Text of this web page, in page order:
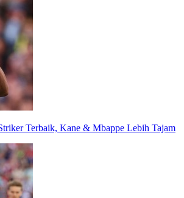
Terbaik, Kane & Mbappe Lebih Tajam